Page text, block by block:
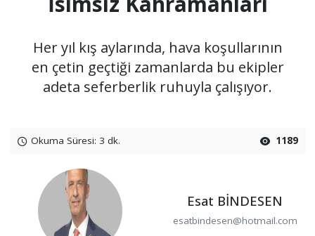
Her yıl kış aylarında, hava koşullarının
en çetin geçtiği zamanlarda bu ekipler
adeta seferberlik ruhuyla çalışıyor.
Okuma Süresi: 3 dk. 1189
Esat BİNDESEN
esatbindesen@hotmail.com